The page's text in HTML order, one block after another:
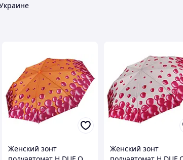
Женский зонт
Женский зонт